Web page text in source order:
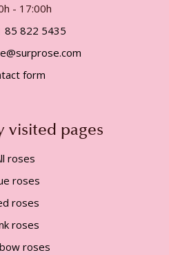
- 17:00h
85 822 5435
form
visited pages
roses
roses
roses
roses
roses